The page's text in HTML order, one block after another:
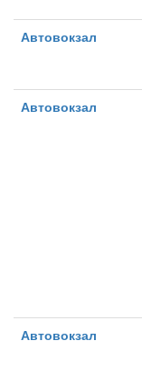
Автовокзал
Автовокзал
Автовокзал